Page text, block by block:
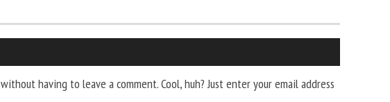
without having to leave a comment. Cool, huh? Just enter your email address